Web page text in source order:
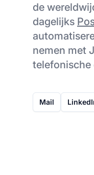
de
dagelijks
nemen met
telefonische
Mail